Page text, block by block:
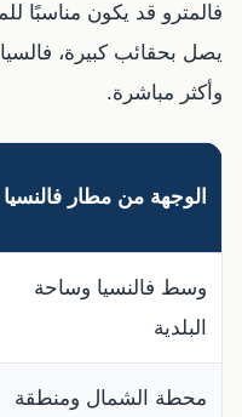
فالمترو قد يكون مناسبًا
يصل بحقائب كبيرة،
وأكثر مباشرة.
الوجهة من مطار فالنسيا
وسط فالنسيا وساحة
البلدية
محطة الشمال ومنطقة